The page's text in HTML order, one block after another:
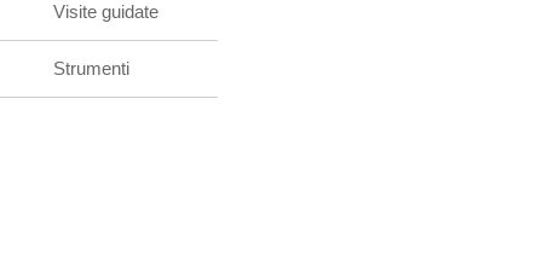
Visite guidate
Strumenti